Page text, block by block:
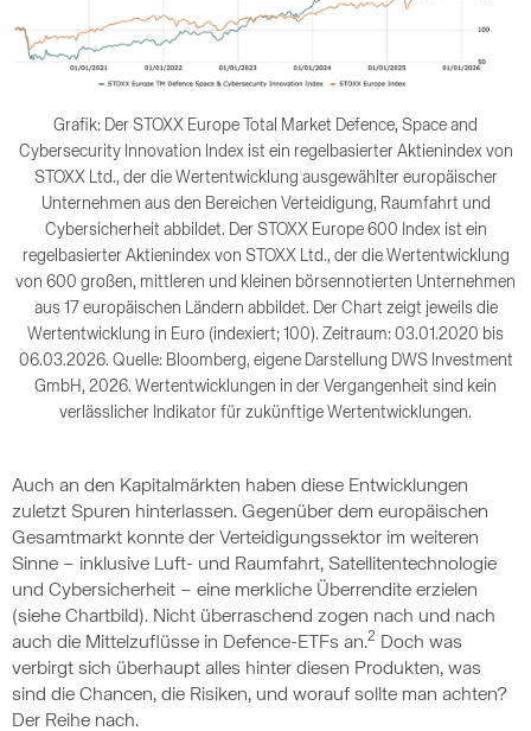
Grafik: Der STOXX Europe Total Market Defence, Space and
Cybersecurity Innovation Index ist ein regelbasierter Aktienindex von
STOXX Ltd., der die Wertentwicklung ausgewählter europäischer
Unternehmen aus den Bereichen Verteidigung, Raumfahrt und
Cybersicherheit abbildet. Der STOXX Europe 600 Index ist ein
regelbasierter Aktienindex von STOXX Ltd., der die Wertentwicklung
von 600 großen, mittleren und kleinen börsennotierten Unternehmen
aus 17 europäischen Ländern abbildet. Der Chart zeigt jeweils die
Wertentwicklung in Euro (indexiert; 100). Zeitraum: 03.01.2020 bis
06.03.2026. Quelle: Bloomberg, eigene Darstellung DWS Investment
GmbH, 2026. Wertentwicklungen in der Vergangenheit sind kein
verlässlicher Indikator für zukünftige Wertentwicklungen.
Auch an den Kapitalmärkten haben diese Entwicklungen
zuletzt Spuren hinterlassen. Gegenüber dem europäischen
Gesamtmarkt konnte der Verteidigungssektor im weiteren
Sinne – inklusive Luft- und Raumfahrt, Satellitentechnologie
und Cybersicherheit – eine merkliche Überrendite erzielen
(siehe Chartbild). Nicht überraschend zogen nach und nach
auch die Mittelzuflüsse in Defence-ETFs an.2 Doch was
verbirgt sich überhaupt alles hinter diesen Produkten, was
sind die Chancen, die Risiken, und worauf sollte man achten?
Der Reihe nach.